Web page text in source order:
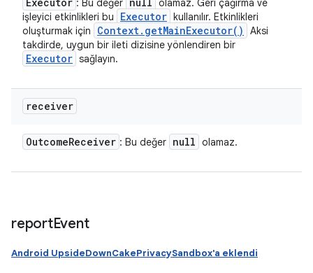
: Bu değer
olamaz. Geri çağırma ve
işleyici etkinlikleri bu
Executor kullanılır. Etkinlikleri
oluşturmak için
Context. getMainExecutor( )
Aksi
takdirde, uygun bir ileti dizisine yönlendiren bir
Executor sağlayın.
receiver
OutcomeReceiver : Bu değer null olamaz.
reportEvent
Android UpsideDownCakePrivacySandbox'a eklendi